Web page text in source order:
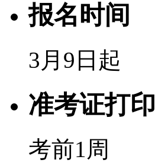
报名时间
3月9日起
准考证打印
考前1周